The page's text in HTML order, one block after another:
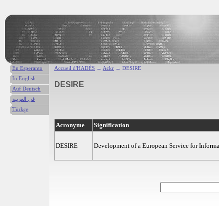
Accueil d'HADÈS → Ackr → DESIRE
DESIRE
Acronyme Signification
DESIRE Development of a European Service for
En Esperanto
In English
Auf Deutsch
في العربية
Türkçe